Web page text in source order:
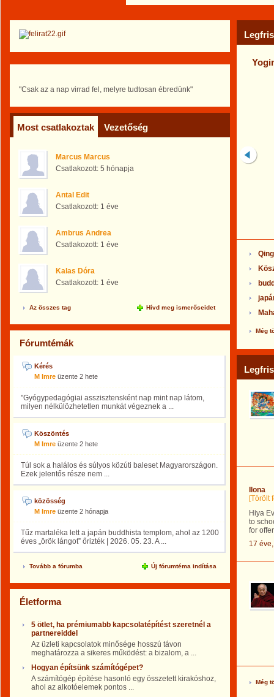
"Csak az a nap virrad fel, melyre tudtosan ébredünk"
Most csatlakoztak Vezetőség
Marcus Marcus
Csatlakozott: 5 hónapja
Antal Edit
Csatlakozott: 1 éve
Ambrus Andrea
Csatlakozott: 1 éve
Kalas Dóra
Csatlakozott: 1 éve
Az összes tag Hívd meg ismerőseidet
Fórumtémák
Kérés
M Imre üzente 2 hete
"Gyógypedagógiai asszisztensként nap mint nap látom,
milyen nélkülözhetetlen munkát végeznek a ...
Köszöntés
M Imre üzente 2 hete
Túl sok a halálos és súlyos közúti baleset Magyarországon.
Ezek jelentős része nem ...
közösség
M Imre üzente 2 hónapja
Tűz martaléka lett a japán buddhista templom, ahol az 1200
éves „örök lángot” őrizték | 2026. 05. 23. A ...
Tovább a fórumba Új fórumtéma indítása
Életforma
5 ötlet, ha prémiumabb kapcsolatépítést szeretnél a
partnereiddel
Az üzleti kapcsolatok minősége hosszú távon
meghatározza a sikeres működést: a bizalom, a ...
Hogyan építsünk számítógépet?
A számítógép építése hasonló egy összetett kirakóshoz,
ahol az alkotóelemek pontos ...
Még
Ilona
[Törölt
Hiya
to
for
17
Még